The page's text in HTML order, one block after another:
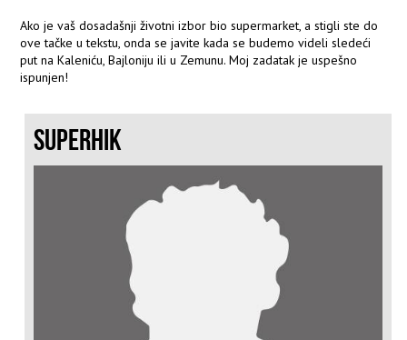
Ako je vaš dosadašnji životni izbor bio supermarket, a stigli ste do
ove tačke u tekstu, onda se javite kada se budemo videli sledeći
put na Kaleniću, Bajloniju ili u Zemunu. Moj zadatak je uspešno
ispunjen!
SUPERHIK